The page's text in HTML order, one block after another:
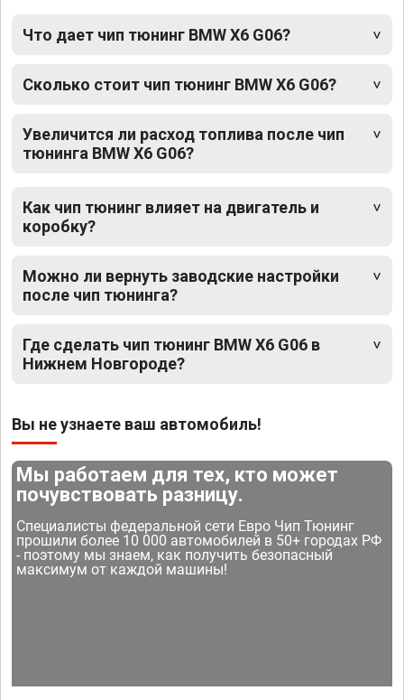
Что дает чип тюнинг BMW X6 G06?
Сколько стоит чип тюнинг BMW X6 G06?
Увеличится ли расход топлива после чип
тюнинга BMW X6 G06?
Как чип тюнинг влияет на двигатель и
коробку?
Можно ли вернуть заводские настройки
после чип тюнинга?
Где сделать чип тюнинг BMW X6 G06 в
Нижнем Новгороде?
Вы не узнаете ваш автомобиль!
Мы работаем для тех, кто может
почувствовать разницу.
Специалисты федеральной сети Евро Чип Тюнинг
прошили более 10 000 автомобилей в 50+ городах РФ
- поэтому мы знаем, как получить безопасный
максимум от каждой машины!